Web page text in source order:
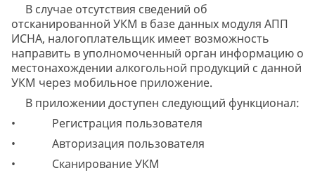
В случае отсутствия сведений об
отсканированной УКМ в базе данных модуля АПП
ИСНА, налогоплательщик имеет возможность
направить в уполномоченный орган информацию о
местонахождении алкогольной продукций с данной
УКМ через мобильное приложение.
В приложении доступен следующий функционал:
• Регистрация пользователя
• Авторизация пользователя
• Сканирование УКМ